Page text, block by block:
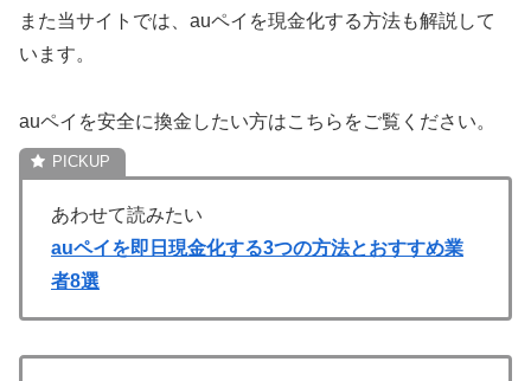
また当サイトでは、auペイを現金化する方法も解説して
います。
auペイを安全に換金したい方はこちらをご覧ください。
あわせて読みたい
auペイを即日現金化する3つの方法とおすすめ業
者8選